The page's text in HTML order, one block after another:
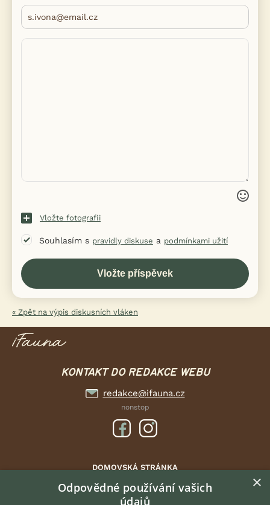
Vložte fotografii
Souhlasím s pravidly diskuse a podmínkami užití
« Zpět na výpis diskusních vláken
KONTAKT DO REDAKCE WEBU
redakce@ifauna.cz
nonstop
DOMOVSKÁ STRÁNKA
INZERCE
DISKUSE
×
Odpovědné používání vašich
údajů